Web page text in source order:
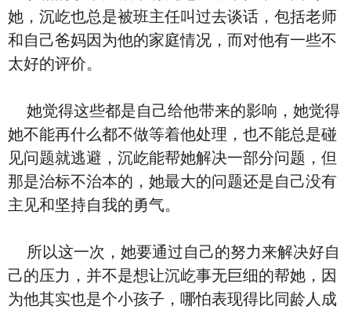
她，沉屹也总是被班主任叫过去谈话，包括老师
和自己爸妈因为他的家庭情况，而对他有一些不
太好的评价。
她觉得这些都是自己给他带来的影响，她觉得
她不能再什么都不做等着他处理，也不能总是碰
见问题就逃避，沉屹能帮她解决一部分问题，但
那是治标不治本的，她最大的问题还是自己没有
主见和坚持自我的勇气。
所以这一次，她要通过自己的努力来解决好自
己的压力，并不是想让沉屹事无巨细的帮她，因
为他其实也是个小孩子，哪怕表现得比同龄人成